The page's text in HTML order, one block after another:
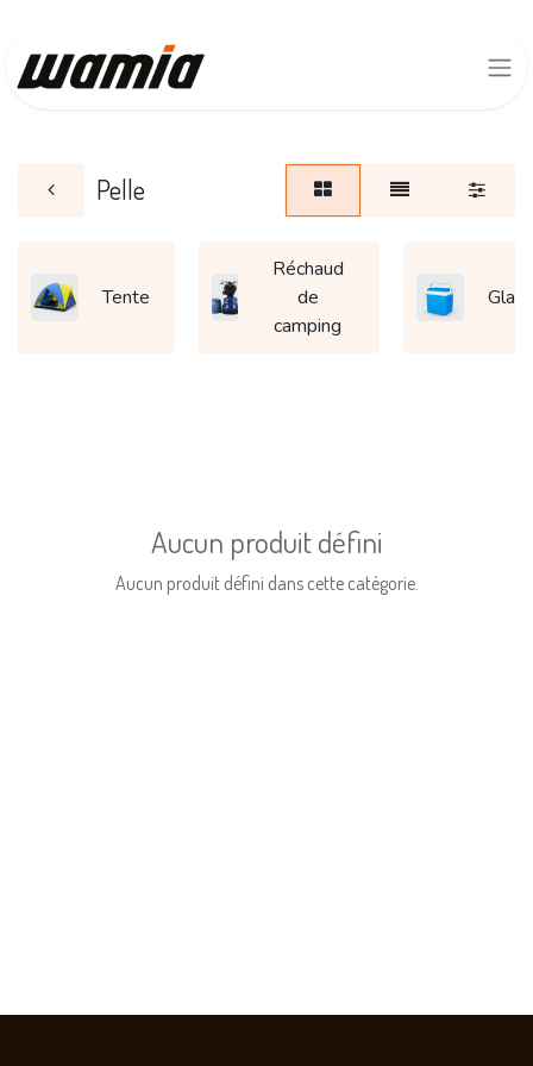
Pelle
Tente
Réchaud
de
camping
Aucun produit défini
Aucun produit défini dans cette catégorie.